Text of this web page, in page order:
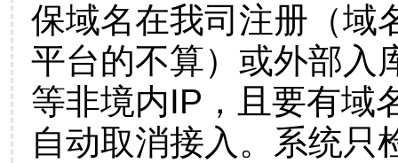
保域名在我司注册（域
平台的不算）或外部入
等非境内IP，且要有域
自动取消接入。系统只